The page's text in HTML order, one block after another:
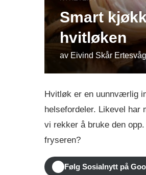
Smart
hvitløken
av Eivind Skår Ertesvåg
Hvitløk er en uunnværlig
helsefordeler. Likevel har
vi rekker å bruke den
fryseren?
Følg Sosialnytt på